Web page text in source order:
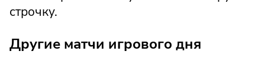
строчку.
Другие матчи игрового дня